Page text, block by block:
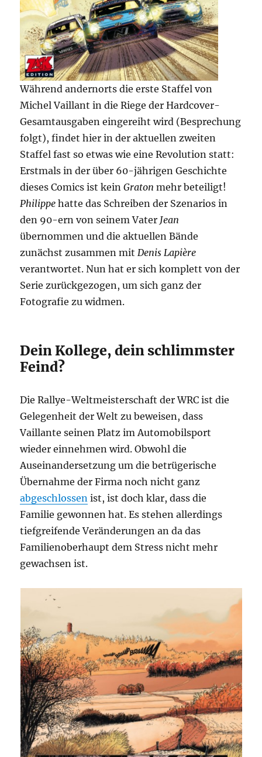
Während andernorts die erste Staffel von
Michel Vaillant in die Riege der Hardcover-
Gesamtausgaben eingereiht wird (Besprechung
folgt), findet hier in der aktuellen zweiten
Staffel fast so etwas wie eine Revolution statt:
Erstmals in der über 60-jährigen Geschichte
dieses Comics ist keinGraton mehr beteiligt!
Philippe hatte das Schreiben der Szenarios in
den 90-ern von seinem Vater Jean
übernommen und die aktuellen Bände
zunächst zusammen mitDenis Lapière
verantwortet. Nun hat er sich komplett von der
Serie zurückgezogen, um sich ganz der
Fotografie zu widmen.
Dein Kollege, dein schlimmster
Feind?
Die Rallye-Weltmeisterschaft der WRC ist die
Gelegenheit der Welt zu beweisen, dass
Vaillante seinen Platz im Automobilsport
wieder einnehmen wird. Obwohl die
Auseinandersetzung um die betrügerische
Übernahme der Firma noch nicht ganz
abgeschlossen ist, ist doch klar, dass die
Familie gewonnen hat. Es stehen allerdings
tiefgreifende Veränderungen an da das
Familienoberhaupt dem Stress nicht mehr
gewachsen ist.